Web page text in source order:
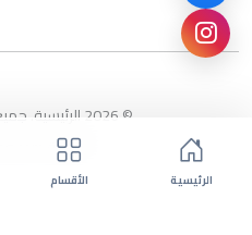
© 2026 الرئيسية. جميع الحقوق محفوظة
بواسطة ebda3-eg.com
الرئيسية الأقسام